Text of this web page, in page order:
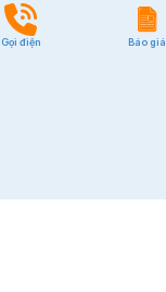
Quận Phú Nhuận
Quận Bình Thạnh
Gọi điện Báo giá